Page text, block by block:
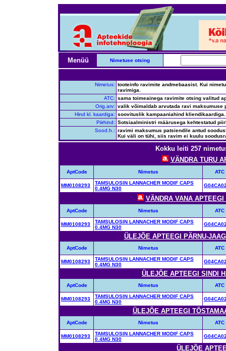
Menüü Nimetuse otsing
Nimetus: tooteinfo ravimite andmebaasist. Kui
ravimiga.
ATC: sama toimeainega ravimite otsing valitud
Orig.arv: valik võimaldab arvutada ravi maksumuse
Hind kl. kaardiga: soovituslik kampaaniahind kliendikaardiga.
Piirhind: Sotsiaalministri määrusega kehtestatud
Sood.h.: ravimi maksumus patsiendile antud
Kui väli on tühi, siis ravim ei kuulu
Kokku leiti 257
VÄNDRA TURU
AptCode Nimetus ATC
MM0108293
TAMSULOSIN LANNACHER MODIF CAPS
0.4MG N30
VÄNDRA VANA
AptCode Nimetus ATC
MM0108293
TAMSULOSIN LANNACHER MODIF CAPS
0.4MG N30
ÜLEJÕE APTEEGI PÄRNU-
AptCode Nimetus ATC
MM0108293
TAMSULOSIN LANNACHER MODIF CAPS
0.4MG N30
ÜLEJÕE APTEEGI SINDI
AptCode Nimetus ATC
MM0108293
TAMSULOSIN LANNACHER MODIF CAPS
0.4MG N30
ÜLEJÕE APTEEGI
AptCode Nimetus ATC
MM0108293
TAMSULOSIN LANNACHER MODIF CAPS
0.4MG N30
ÜLEJÕE